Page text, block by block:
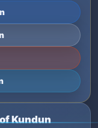
Kundun